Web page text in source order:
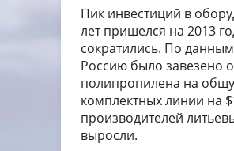
Пик инвестиций в
лет пришелся на 2013
сократились. По
Россию было завезено
полипропилена на
комплектных линии на
производителей
выросли.